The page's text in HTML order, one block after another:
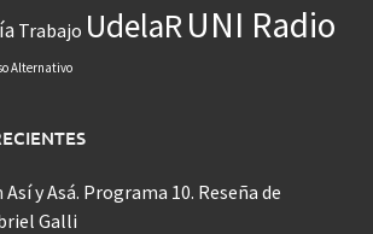
Trabajo UdelaRUNI Radio
Alternativo
Así y Asá. Programa 10. Reseña de
Galli